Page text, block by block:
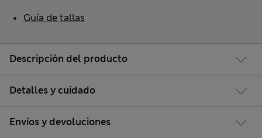
Descripción del producto
Detalles y cuidado
Envíos y devoluciones
Guía de tallas